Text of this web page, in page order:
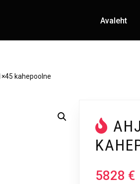
Avaleht
kahepoolne
5828 €